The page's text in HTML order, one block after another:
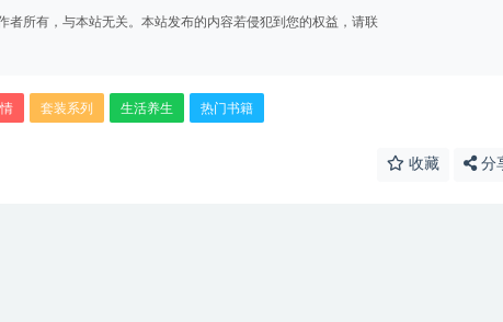
所有，与本站无关。本站发布的内容若侵犯到您的权益，请联
套装系列 生活养生 热门书籍
收藏 分